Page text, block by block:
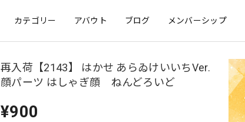
カテゴリー アバウト ブログ メンバーシップ
再入荷【2143】 はかせ あらゐけいいちVer.
顔パーツ はしゃぎ顔 ねんどろいど
¥900